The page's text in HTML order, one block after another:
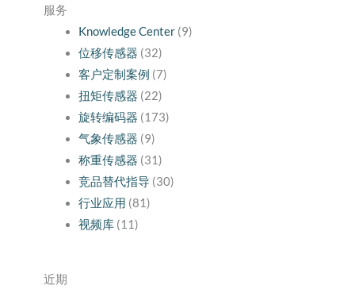
服务
Knowledge Center(9)
位移传感器 (32)
客户定制案例 (7)
扭矩传感器 (22)
旋转编码器 (173)
气象传感器 (9)
称重传感器 (31)
竞品替代指导 (30)
行业应用 (81)
视频库(11)
近期